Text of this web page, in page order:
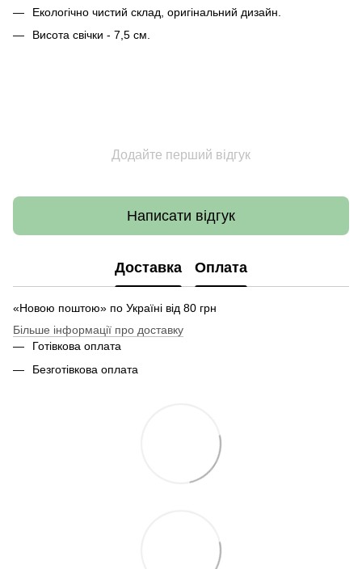
Екологічно чистий склад, оригінальний дизайн.
Висота свічки - 7,5 см.
Додайте перший відгук
Написати відгук
Доставка Оплата
«Новою поштою» по Україні від 80 грн
Більше інформації про доставку
Готівкова оплата
Безготівкова оплата